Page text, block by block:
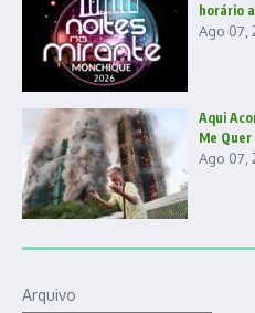
horário
Ago 07,
Aqui
Me
Ago 07,
Arquivo